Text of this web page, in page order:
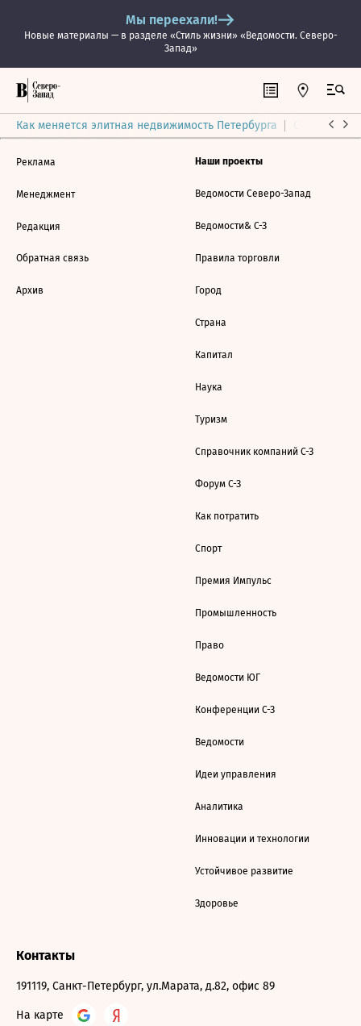
Мы переехали!
Новые материалы — в разделе «Стиль жизни» «Ведомости. Северо-
Запад»
Как меняется элитная недвижимость Петербурга Ситуация
Реклама
Менеджмент
Редакция
Обратная связь
Архив
Наши проекты
Ведомости Северо-Запад
Ведомости& С-З
Правила торговли
Город
Страна
Капитал
Наука
Туризм
Справочник компаний С-З
Форум С-З
Как потратить
Спорт
Премия Импульс
Промышленность
Право
Ведомости ЮГ
Конференции С-З
Ведомости
Идеи управления
Аналитика
Инновации и технологии
Устойчивое развитие
Здоровье
Контакты
191119, Санкт-Петербург, ул.Марата, д.82, офис 89
На карте